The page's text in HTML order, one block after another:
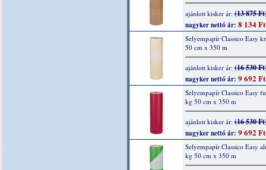
ajánlott kisker ár:(13 875
nagyker nettó ár: 8 134 Ft
Selyempapír Classico Easy
50 cm x 350 m
ajánlott kisker ár:(16 530
nagyker nettó ár: 9 692 Ft
Selyempapír Classico Easy
kg 50 cm x 350 m
ajánlott kisker ár:(16 530
nagyker nettó ár: 9 692 Ft
Selyempapír Classico Easy
kg 50 cm x 350 m